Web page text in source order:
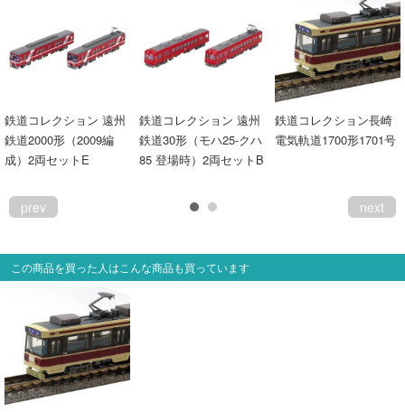
鉄道コレクション 遠州
鉄道2000形（2009編
成）2両セットE
鉄道コレクション 遠州
鉄道30形（モハ25-クハ
85 登場時）2両セットB
鉄道コレクション長崎
電気軌道1700形1701号
prev next
この商品を買った人はこんな商品も買っています